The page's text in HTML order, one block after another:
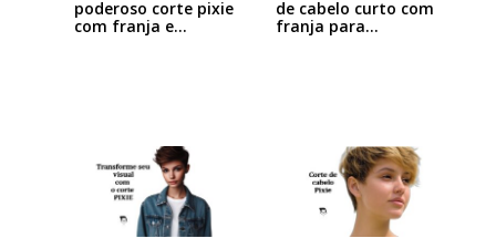
poderoso corte pixie
com franja e
de cabelo curto com
franja para…